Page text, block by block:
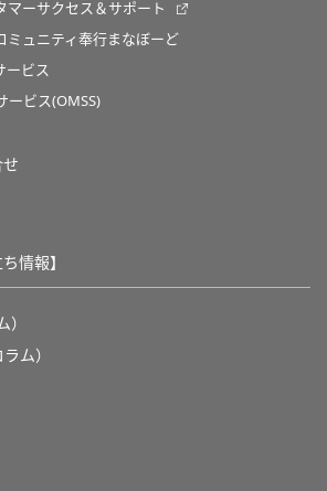
マーサクセス＆サポート
ミュニティ奉行まなぼーど
ービス
ービス(OMSS)
情報】
）
ム）